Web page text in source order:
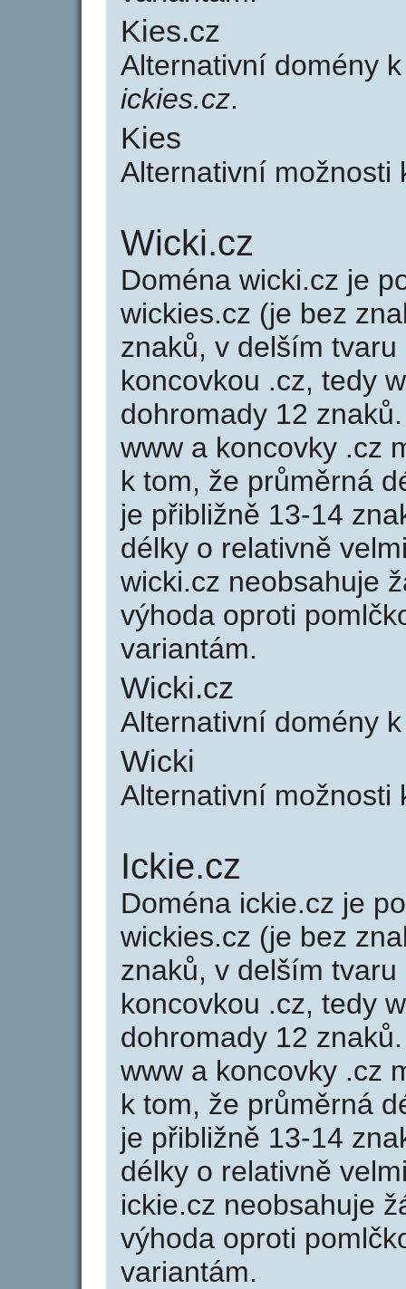
Kies.cz
Alternativní domény
ickies.cz.
Kies
Alternativní možnosti
Wicki.cz
Doména wicki.cz je
wickies.cz (je bez
znaků, v delším
koncovkou .cz, tedy
dohromady 12
www a koncovky .cz
k tom, že průměrná
je přibližně 13-14
délky o relativně
wicki.cz neobsahuje
výhoda oproti
variantám.
Wicki.cz
Alternativní domény
Wicki
Alternativní možnosti
Ickie.cz
Doména ickie.cz je
wickies.cz (je bez
znaků, v delším
koncovkou .cz, tedy
dohromady 12
www a koncovky .cz
k tom, že průměrná
je přibližně 13-14
délky o relativně
ickie.cz neobsahuje
výhoda oproti
variantám.